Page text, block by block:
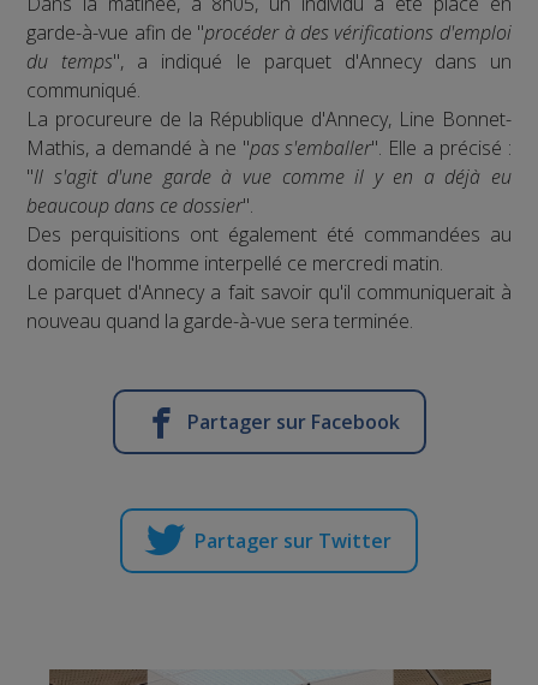
garde-à-vue afin de "procéder à des vérifications d'emploi
du temps", a indiqué le parquet d'Annecy dans un
communiqué.
La procureure de la République d'Annecy, Line Bonnet-
Mathis, a demandé à ne "pas s'emballer". Elle a précisé :
"Il s'agit d'une garde à vue comme il y en a déjà eu
beaucoup dans ce dossier".
Des perquisitions ont également été commandées au
domicile de l'homme interpellé ce mercredi matin.
Le parquet d'Annecy a fait savoir qu'il communiquerait à
nouveau quand la garde-à-vue sera terminée.
Partager sur Facebook
Partager sur Twitter